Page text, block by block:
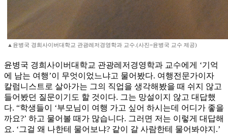
▲윤병국 경희사이버대학교 관광레저경영학과 교수.(사진=윤병국 교수 제공)
윤병국 경희사이버대학교 관광레저경영학과 교수에게 ‘기억
에 남는 여행’이 무엇이었느냐고 물어봤다. 여행전문가이자
칼럼니스트로 살아가는 그의 직업을 생각해봤을 때 쉬지 않고
들어봤던 질문이기도 할 것이다. 그는 망설이지 않고 대답했
다. “학생들이 ‘부모님이 여행 가고 싶어 하시는데 어디가 좋을
까요?’ 하고 물어볼 때가 많습니다. 그러면 저는 이렇게 대답해
요. ‘그걸 왜 나한테 물어보냐? 같이 갈 사람한테 물어봐야지.’